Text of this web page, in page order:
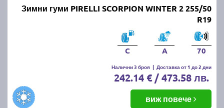
Зимни гуми PIRELLI SCORPION WINTER 2 255/50
R19
C A 70
Налични 3 броя | Доставка от 1 до 2 дни
242.14 € / 473.58 лв.
виж повече